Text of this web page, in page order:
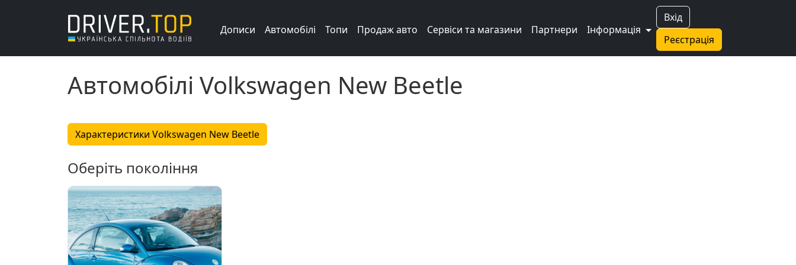
Вхід
Реєстрація
Дописи Автомобілі Топи Продаж авто Сервіси та магазини Партнери Інформація
Автомобілі Volkswagen New Beetle
Характеристики Volkswagen New Beetle
Оберіть покоління